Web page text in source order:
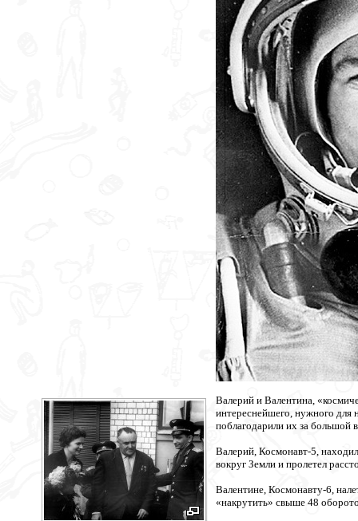
Валерий и Валентина,
интереснейшего, нужного для
поблагодарили их за большой
Валерий, Космонавт-5,
вокруг Земли и пролетел
Валентине, Космонавту-6,
«накрутить» свыше 48